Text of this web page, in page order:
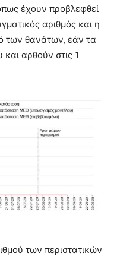
έχουν προβλεφθεί
αριθμός και η
των θανάτων, εάν τα
αρθούν στις 1
των περιστατικών